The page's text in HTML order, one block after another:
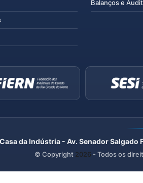
Balanços e
Casa da Indústria - Av. Senador
© Copyright 2026 - Todos os